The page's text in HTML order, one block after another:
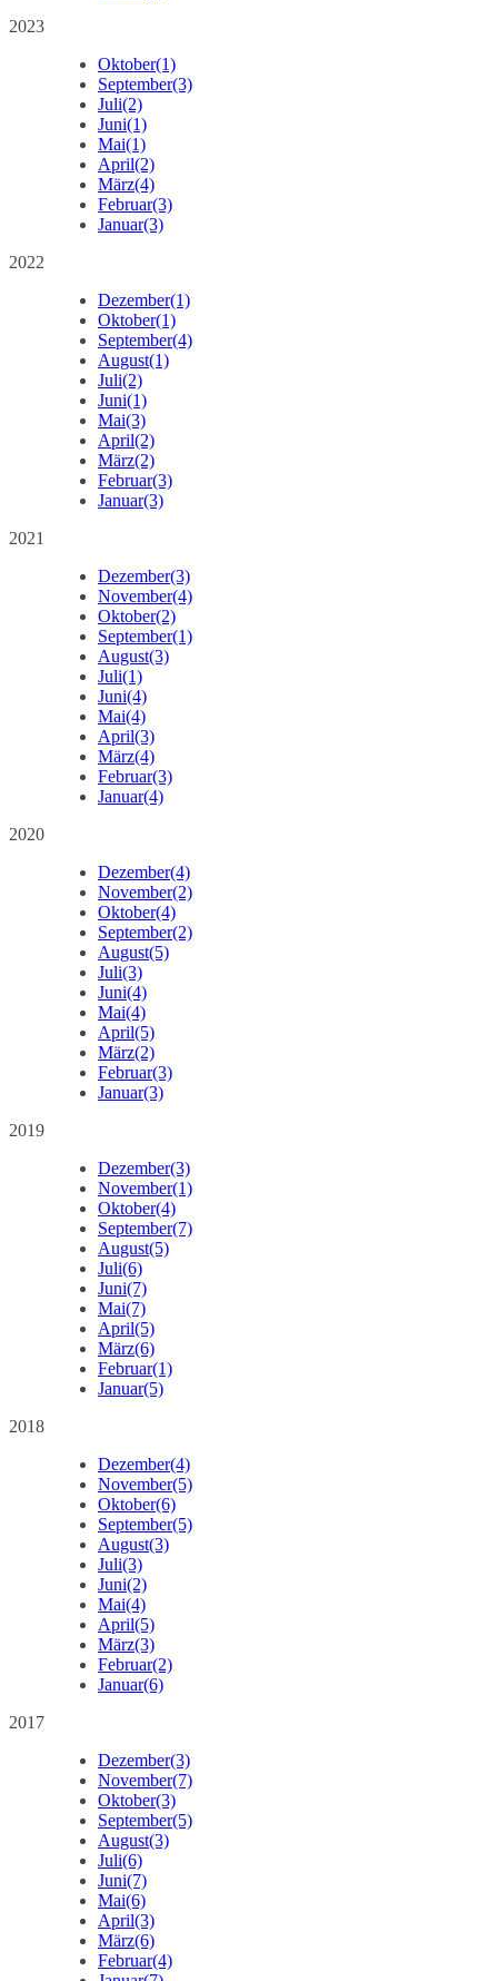
2023
Oktober(1)
September(3)
Juli(2)
Juni(1)
Mai(1)
April(2)
März(4)
Februar(3)
Januar(3)
2022
Dezember(1)
Oktober(1)
September(4)
August(1)
Juli(2)
Juni(1)
Mai(3)
April(2)
März(2)
Februar(3)
Januar(3)
2021
Dezember(3)
November(4)
Oktober(2)
September(1)
August(3)
Juli(1)
Juni(4)
Mai(4)
April(3)
März(4)
Februar(3)
Januar(4)
2020
Dezember(4)
November(2)
Oktober(4)
September(2)
August(5)
Juli(3)
Juni(4)
Mai(4)
April(5)
März(2)
Februar(3)
Januar(3)
2019
Dezember(3)
November(1)
Oktober(4)
September(7)
August(5)
Juli(6)
Juni(7)
Mai(7)
April(5)
März(6)
Februar(1)
Januar(5)
2018
Dezember(4)
November(5)
Oktober(6)
September(5)
August(3)
Juli(3)
Juni(2)
Mai(4)
April(5)
März(3)
Februar(2)
Januar(6)
2017
Dezember(3)
November(7)
Oktober(3)
September(5)
August(3)
Juli(6)
Juni(7)
Mai(6)
April(3)
März(6)
Februar(4)